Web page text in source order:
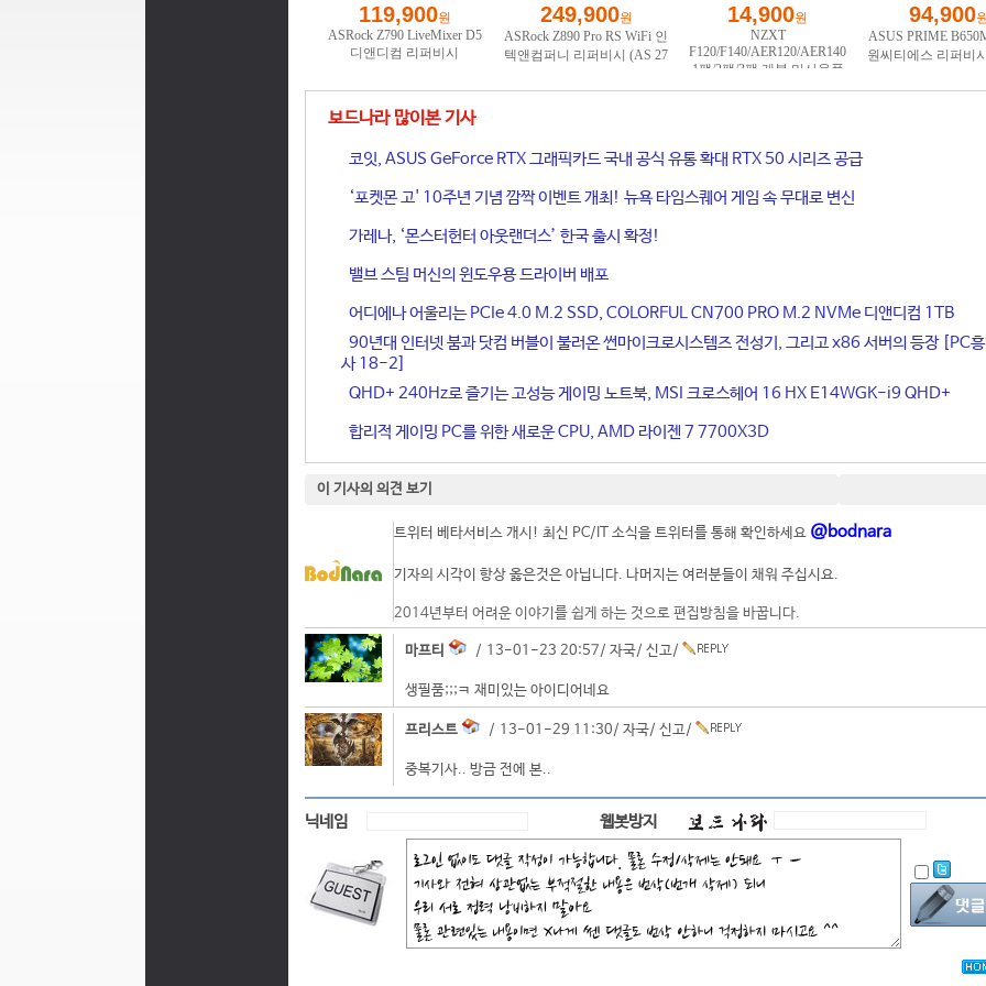
보드나라 많이본 기사
코잇, ASUS GeForce RTX 그래픽카드 국내 공식 유통 확대 RTX 50 시리즈 공급
‘포켓몬 고' 10주년 기념 깜짝 이벤트 개최! 뉴욕 타임스퀘어 게임 속 무대로 변신
가레나, ‘몬스터헌터 아웃랜더스’ 한국 출시 확정!
밸브 스팀 머신의 윈도우용 드라이버 배포
어디에나 어울리는 PCIe 4.0 M.2 SSD, COLORFUL CN700 PRO M.2 NVMe 디앤디컴 1TB
90년대 인터넷 붐과 닷컴 버블이 불러온 썬마이크로시스템즈 전성기, 그리고 x86 서버의 등장 [PC
사 18-2]
QHD+ 240Hz로 즐기는 고성능 게이밍 노트북, MSI 크로스헤어 16 HX E14WGK-i9 QHD+
합리적 게이밍 PC를 위한 새로운 CPU, AMD 라이젠 7 7700X3D
이 기사의 의견 보기
트위터 베타서비스 개시! 최신 PC/IT 소식을 트위터를 통해 확인하세요 @bodnara
기자의 시각이 항상 옳은것은 아닙니다. 나머지는 여러분들이 채워 주십시요.
2014년부터 어려운 이야기를 쉽게 하는 것으로 편집방침을 바꿉니다.
마프티 / 13-01-23 20:57/ 자국/ 신고/
생필품;;;ㅋ 재미있는 아이디어네요
프리스트 / 13-01-29 11:30/ 자국/ 신고/
중복기사.. 방금 전에 본..
닉네임 웹봇방지